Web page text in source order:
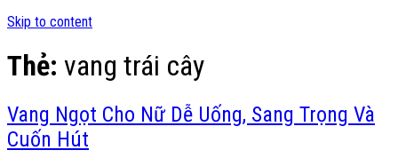
Skip to content
Thẻ: vang trái cây
Vang Ngọt Cho Nữ Dễ Uống, Sang Trọng Và
Cuốn Hút